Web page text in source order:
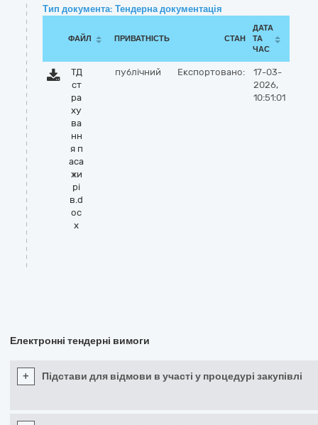
Тип документа: Тендерна документація
ФАЙЛ ПРИВАТНІСТЬ СТАН
ДАТА
ТА
ЧАС
ТД
ст
ра
ху
ва
нн
я п
аса
жи
рі
в.d
oc
x
публічний Експортовано:
17-03-
2026,
10:51:01
Електронні тендерні вимоги
+ Підстави для відмови в участі у процедурі закупівлі